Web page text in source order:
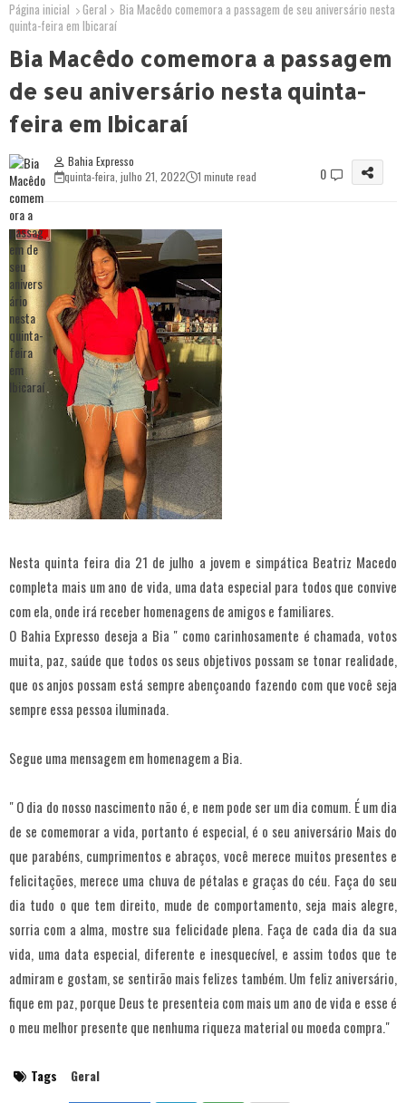
Página inicial Geral
Bia Macêdo comemora a passagem de seu aniversário nesta
quinta-feira em Ibicaraí
Bia Macêdo comemora a passagem
de seu aniversário nesta quinta-
feira em Ibicaraí
Bahia Expresso
quinta-feira, julho 21, 2022
1 minute read 0
Nesta quinta feira dia 21 de julho a jovem e simpática Beatriz Macedo
completa mais um ano de vida, uma data especial para todos que convive
com ela, onde irá receber homenagens de amigos e familiares.
O Bahia Expresso deseja a Bia " como carinhosamente é chamada, votos
muita, paz, saúde que todos os seus objetivos possam se tonar realidade,
que os anjos possam está sempre abençoando fazendo com que você seja
sempre essa pessoa iluminada.
Segue uma mensagem em homenagem a Bia.
" O dia do nosso nascimento não é, e nem pode ser um dia comum. É um dia
de se comemorar a vida, portanto é especial, é o seu aniversário Mais do
que parabéns, cumprimentos e abraços, você merece muitos presentes e
felicitações, merece uma chuva de pétalas e graças do céu. Faça do seu
dia tudo o que tem direito, mude de comportamento, seja mais alegre,
sorria com a alma, mostre sua felicidade plena. Faça de cada dia da sua
vida, uma data especial, diferente e inesquecível, e assim todos que te
admiram e gostam, se sentirão mais felizes também. Um feliz aniversário,
fique em paz, porque Deus te presenteia com mais um ano de vida e esse é
o meu melhor presente que nenhuma riqueza material ou moeda compra."
Tags Geral